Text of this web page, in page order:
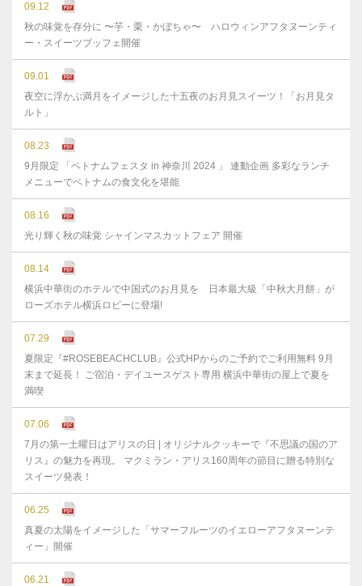
09.12
秋の味覚を存分に 〜芋・栗・かぼちゃ〜 ハロウィンアフタヌーンティ
ー・スイーツブッフェ開催
09.01
夜空に浮かぶ満月をイメージした十五夜のお月見スイーツ！「お月見タ
ルト」
08.23
9月限定 「ベトナムフェスタ in 神奈川 2024 」 連動企画 多彩なランチ
メニューでベトナムの食文化を堪能
08.16
光り輝く秋の味覚 シャインマスカットフェア 開催
08.14
横浜中華街のホテルで中国式のお月見を 日本最大級「中秋大月餅」が
ローズホテル横浜ロビーに登場!
07.29
夏限定『#ROSEBEACHCLUB』公式HPからのご予約でご利用無料 9月
末まで延⻑！ ご宿泊・デイユースゲスト専用 横浜中華街の屋上で夏を
満喫
07.06
7月の第一土曜日はアリスの日 | オリジナルクッキーで『不思議の国のア
リス』の魅力を再現。 マクミラン・アリス160周年の節目に贈る特別な
スイーツ発表！
06.25
真夏の太陽をイメージした「サマーフルーツのイエローアフタヌーンテ
ィー」開催
06.21